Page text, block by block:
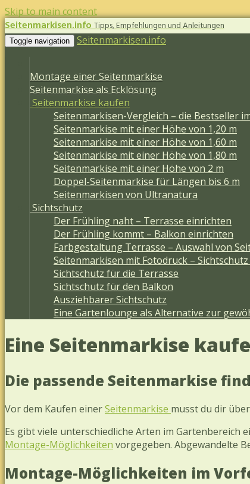
Skip to main content
Seitenmarkisen.infoTipps, Empfehlungen und Anleitungen
Toggle navigation Seitenmarkisen.info
Montage einer Seitenmarkise
Seitenmarkise als Ecklösung
Seitenmarkise kaufen
Seitenmarkisen-Vergleich – die Bestseller
Seitenmarkise mit einer Höhe von 1,20 m
Seitenmarkise mit einer Höhe von 1,60 m
Seitenmarkise mit einer Höhe von 1,80 m
Seitenmarkise mit einer Höhe von 2 m
Doppel-Seitenmarkise für Längen bis 6 m
Seitenmarkisen von Ultranatura
Sichtschutz
Der Frühling naht – Terrasse einrichten
Der Frühling kommt – Balkon einrichten
Farbgestaltung Terrasse – Auswahl von
Seitenmarkisen mit Fotodruck –
Sichtschutz für die Terrasse
Sichtschutz für den Balkon
Ausziehbarer Sichtschutz
Eine Gartenlounge als Alternative zur
Eine Seitenmarkise
Die passende Seitenmarkise
Vor dem Kaufen einerSeitenmarkise musst du dir
Es gibt viele unterschiedliche Arten im Gartenbereich
Montage-Möglichkeiten vorgegeben. Abgewandelte
Montage-Möglichkeiten im